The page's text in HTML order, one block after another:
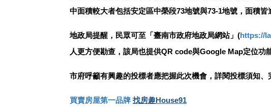
中面積較大者包括安定區中榮段73地號與73-1地號，面積皆
地政局提醒，民眾可至「臺南市政府地政局網站」(https://
人更方便勘查，該局也提供QR code與Google Map定位功
市府呼籲有興趣的投標者應把握此次機會，詳閱投標須知
買賣房屋第一品牌 找房趣House91